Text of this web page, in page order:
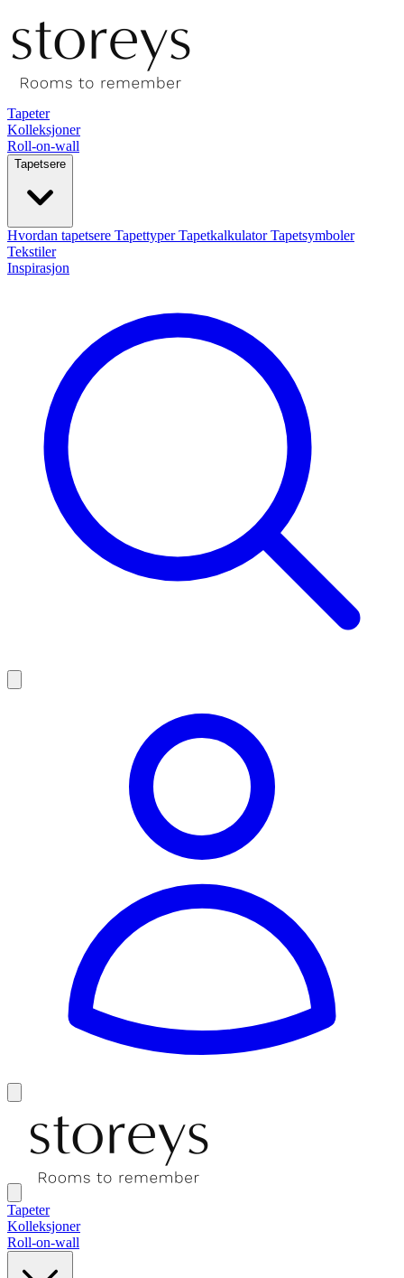
Tapeter
Kolleksjoner
Roll-on-wall
Tapetsere
Hvordan tapetsere TapettyperTapetkalkulatorTapetsymboler
Tekstiler
Inspirasjon
Tapeter
Kolleksjoner
Roll-on-wall